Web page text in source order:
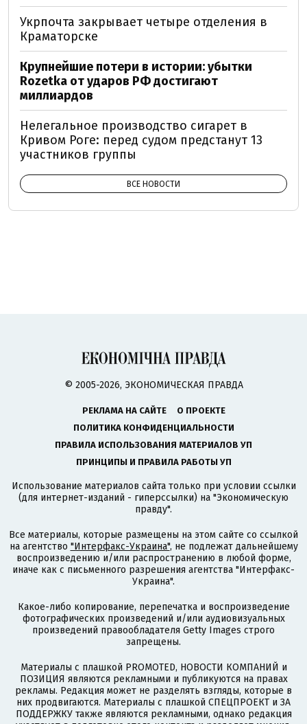
Укрпочта закрывает четыре отделения в
Краматорске
Крупнейшие потери в истории: убытки
Rozetka от ударов РФ достигают
миллиардов
Нелегальное производство сигарет в
Кривом Роге: перед судом предстанут 13
участников группы
ВСЕ НОВОСТИ
© 2005-2026, ЭКОНОМИЧЕСКАЯ ПРАВДА
РЕКЛАМА НА САЙТЕ
О ПРОЕКТЕ
ПОЛИТИКА КОНФИДЕНЦИАЛЬНОСТИ
ПРАВИЛА ИСПОЛЬЗОВАНИЯ МАТЕРИАЛОВ УП
ПРИНЦИПЫ И ПРАВИЛА РАБОТЫ УП
Использование материалов сайта только при условии ссылки
(для интернет-изданий - гиперссылки) на "Экономическую
правду".
Все материалы, которые размещены на этом сайте со ссылкой
на агентство "Интерфакс-Украина", не подлежат дальнейшему
воспроизведению и/или распространению в любой форме,
иначе как с письменного разрешения агентства "Интерфакс-
Украина".
Какое-либо копирование, перепечатка и воспроизведение
фотографических произведений и/или аудиовизуальных
произведений правообладателя Getty Images строго
запрещены.
Материалы с плашкой PROMOTED, НОВОСТИ КОМПАНИЙ и
ПОЗИЦИЯ являются рекламными и публикуются на правах
рекламы. Редакция может не разделять взгляды, которые в
них продвигаются. Материалы с плашкой СПЕЦПРОЕКТ и ЗА
ПОДДЕРЖКУ также являются рекламными, однако редакция